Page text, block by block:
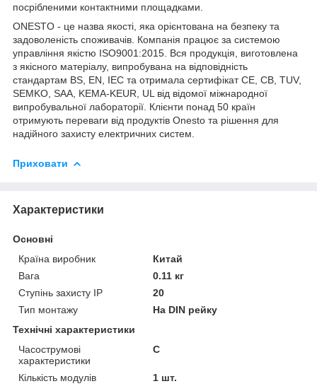
посрібленими контактними площадками.
ONESTO - це назва якості, яка орієнтована на безпеку та
задоволеність споживачів. Компанія працює за системою
управління якістю ISO9001:2015. Вся продукція, виготовлена
з якісного матеріалу, випробувана на відповідність
стандартам BS, EN, IEC та отримала сертифікат CE, CB, TUV,
SEMKO, SAA, KEMA-KEUR, UL від відомої міжнародної
випробувальної лабораторії. Клієнти понад 50 країн
отримують переваги від продуктів Onesto та рішення для
надійного захисту електричних систем.
Приховати
Характеристики
Основні
Країна виробник
Китай
Вага
0.11 кг
Ступінь захисту IP
20
Тип монтажу
На DIN рейку
Технічні характеристики
Часострумові
характеристики
C
Кількість модулів
1 шт.